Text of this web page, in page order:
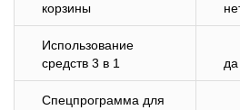
корзины
Использование
средств 3 в 1
да
Спецпрограмма для